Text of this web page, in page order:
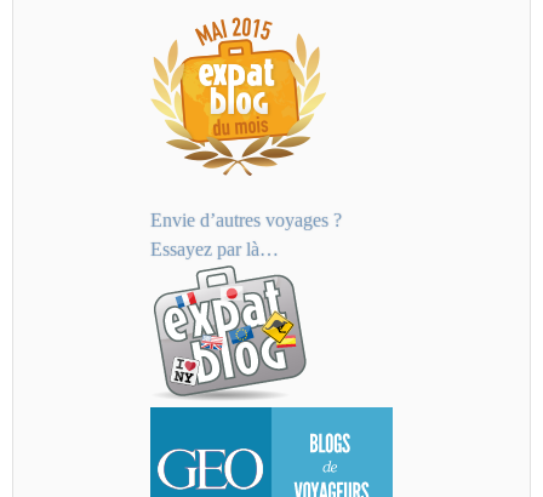
Envie d’autres voyages ?
Essayez par là…